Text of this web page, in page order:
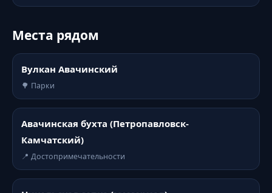
Места рядом
Вулкан Авачинский
🌳 Парки
Авачинская бухта (Петропавловск-
Камчатский)
📍 Достопримечательности